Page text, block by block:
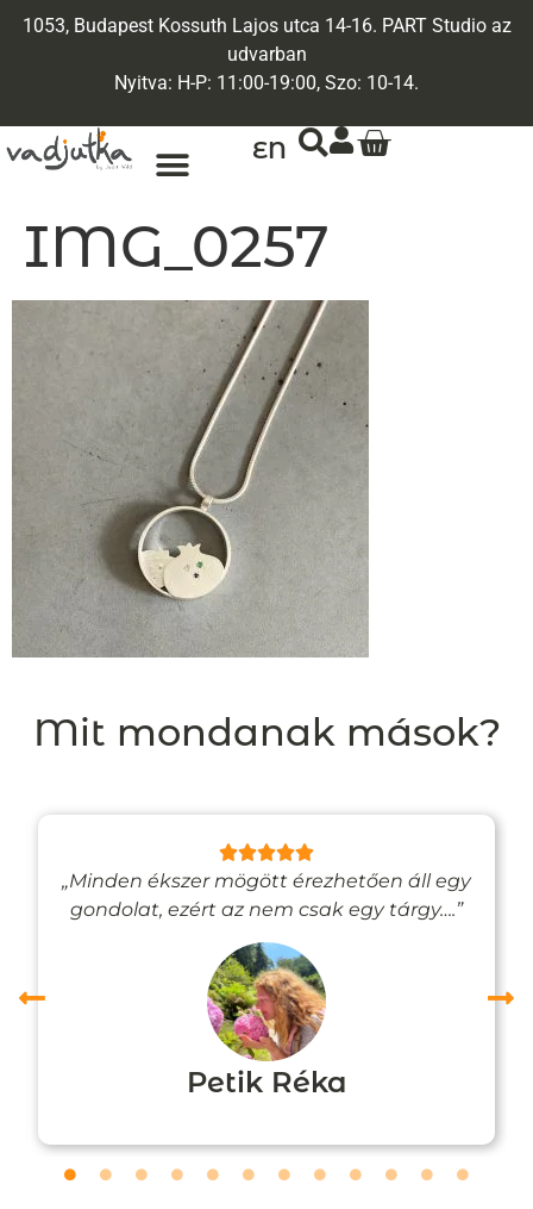
1053, Budapest Kossuth Lajos utca 14-16. PART Studio az
udvarban
Nyitva: H-P: 11:00-19:00, Szo: 10-14.
EN
IMG_0257
Mit mondanak mások?
„Minden ékszer mögött érezhetően áll egy
gondolat, ezért az nem csak egy tárgy….”
Petik Réka